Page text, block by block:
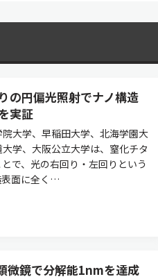
の円偏光照射でナノ構造
実証
大学、早稲田大学、北海学園大
学、大阪公立大学は、窒化チタ
で、光の右回り・左回りという
表面に全く…
微鏡で分解能1nmを達成